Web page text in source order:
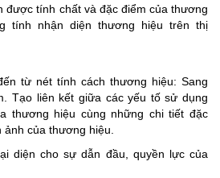
được tính chất và đặc điểm của thương
tính nhận diện thương hiệu trên thị
từ nét tính cách thương hiệu: Sang
Tạo liên kết giữa các yếu tố sử dụng
thương hiệu cùng những chi tiết đặc
của thương hiệu.
diện cho sự dẫn đầu, quyền lực của